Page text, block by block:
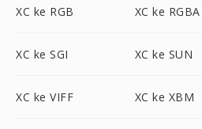
XC ke RGB XC ke RGBA
XC ke SGI XC ke SUN
XC ke VIFF XC ke XBM